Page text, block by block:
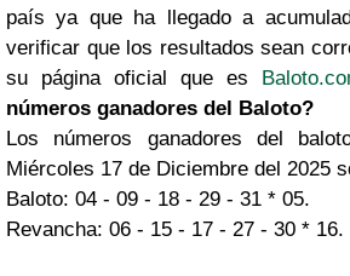
país ya que ha llegado a
verificar que los resultados sean
su página oficial que es
números ganadores del Baloto?
Los números ganadores del
Miércoles 17 de Diciembre del 2025
Baloto: 04 - 09 - 18 - 29 - 31 * 05.
Revancha: 06 - 15 - 17 - 27 - 30 * 16.